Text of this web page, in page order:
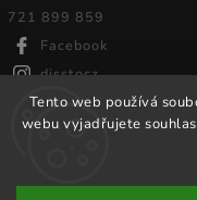
Tento web používá
webu vyjadřujete
721 899 859
Facebook
disstocz